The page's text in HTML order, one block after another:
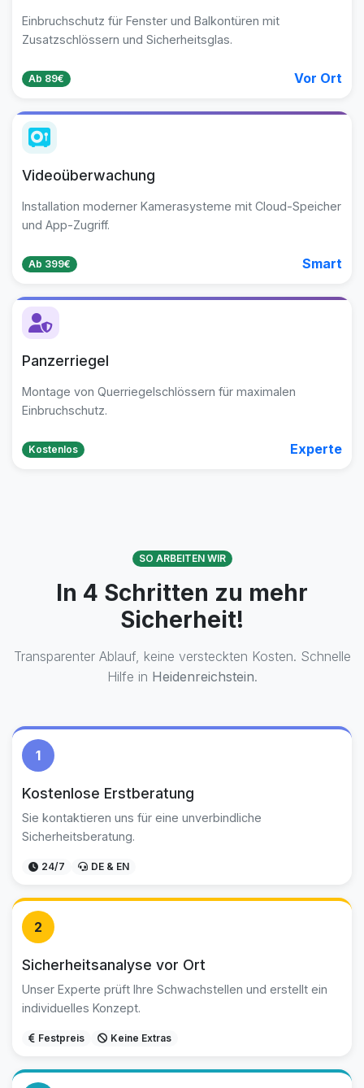
Einbruchschutz für Fenster und Balkontüren mit
Zusatzschlössern und Sicherheitsglas.
Ab 89€ Vor Ort
Videoüberwachung
Installation moderner Kamerasysteme mit Cloud-Speicher
und App-Zugriff.
Ab 399€ Smart
Panzerriegel
Montage von Querriegelschlössern für maximalen
Einbruchschutz.
Kostenlos Experte
SO ARBEITEN WIR
In 4 Schritten zu mehr
Sicherheit!
Transparenter Ablauf, keine versteckten Kosten. Schnelle
Hilfe in Heidenreichstein.
1
Kostenlose Erstberatung
Sie kontaktieren uns für eine unverbindliche
Sicherheitsberatung.
24/7 DE & EN
2
Sicherheitsanalyse vor Ort
Unser Experte prüft Ihre Schwachstellen und erstellt ein
individuelles Konzept.
Festpreis Keine Extras